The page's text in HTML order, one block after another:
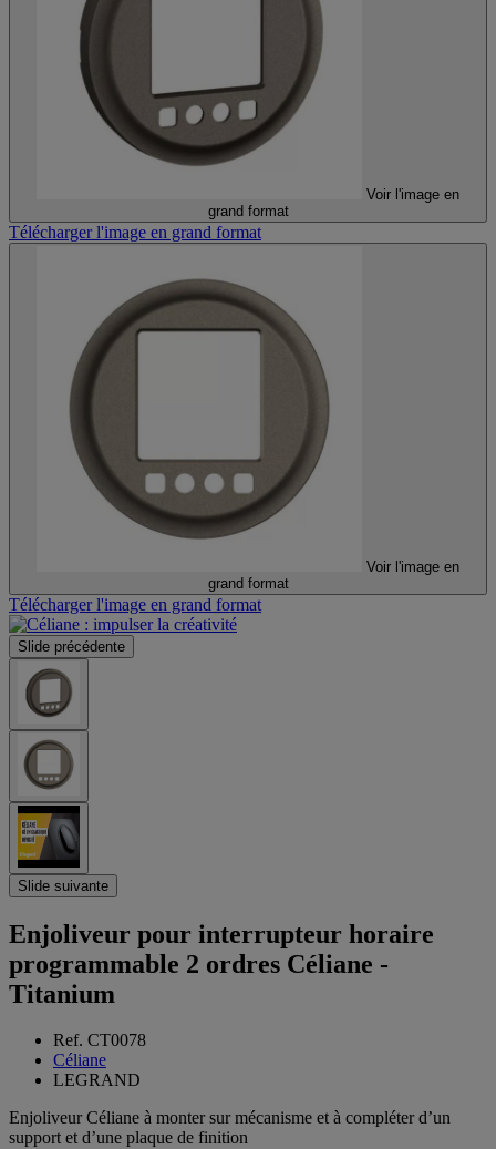
Voir l'image en
grand format
Télécharger l'image en grand format
Voir l'image en
grand format
Télécharger l'image en grand format
Slide précédente
Slide suivante
Enjoliveur pour interrupteur horaire
programmable 2 ordres Céliane -
Titanium
Ref. CT0078
Céliane
LEGRAND
Enjoliveur Céliane à monter sur mécanisme et à compléter d’un
support et d’une plaque de finition